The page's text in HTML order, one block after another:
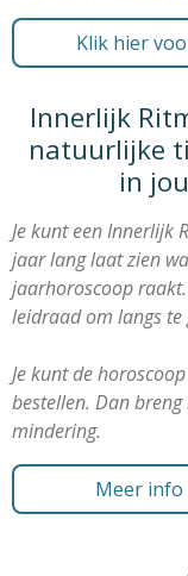
Klik hier
Innerlijk
natuurlijke
in
Je kunt een Innerlijk
jaar lang laat zien
jaarhoroscoop
leidraad om langs te
Je kunt de
bestellen. Dan
mindering.
Meer info